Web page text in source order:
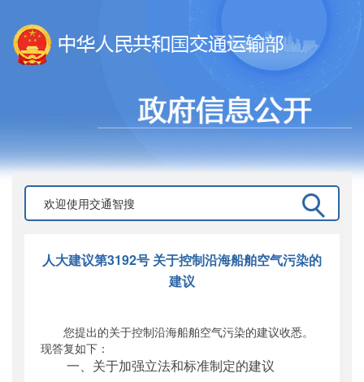
人大建议第3192号 关于控制沿海船舶空气污染的
建议
您提出的关于控制沿海船舶空气污染的建议收悉。
现答复如下：
一、关于加强立法和标准制定的建议